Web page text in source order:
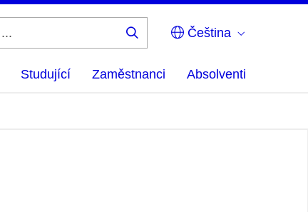
Čeština
Studující Zaměstnanci Absolventi